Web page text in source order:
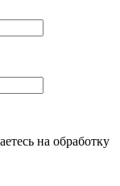
на обработку